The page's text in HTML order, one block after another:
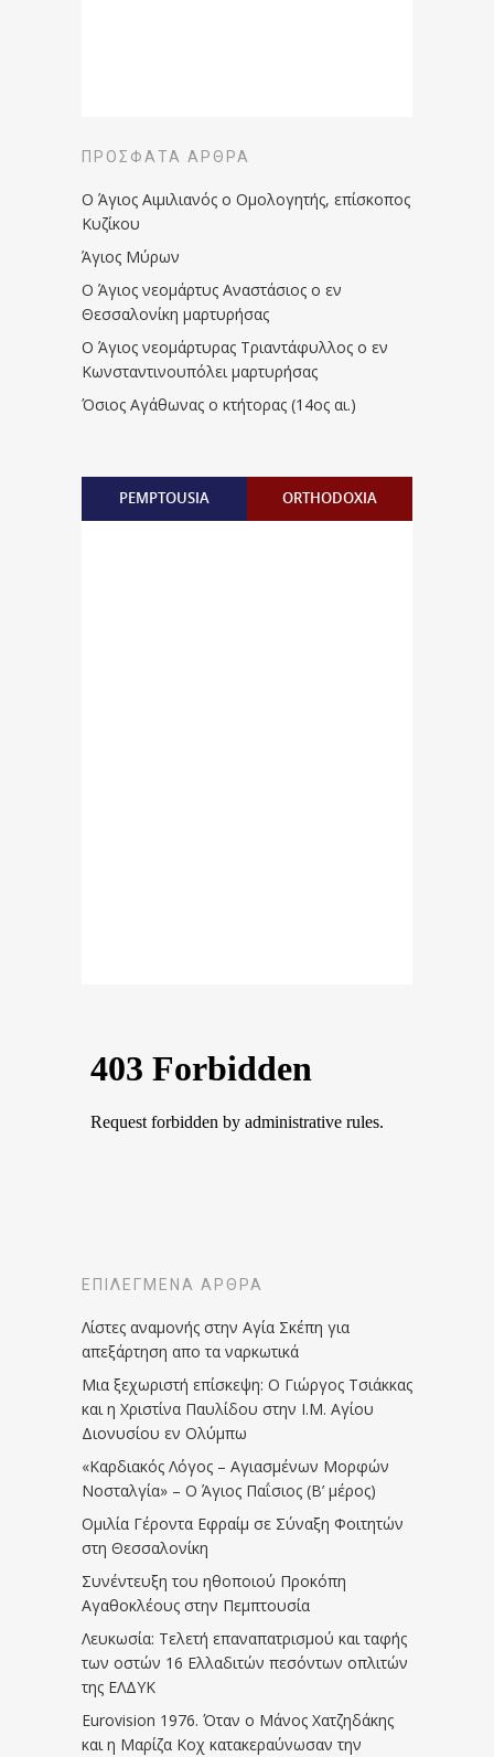
ΠΡΌΣΦΑΤΑ ΆΡΘΡΑ
Ο Άγιος Αιμιλιανός ο Ομολογητής, επίσκοπος
Κυζίκου
Άγιος Μύρων
Ο Άγιος νεομάρτυς Αναστάσιος ο εν
Θεσσαλονίκη μαρτυρήσας
Ο Άγιος νεομάρτυρας Τριαντάφυλλος ο εν
Κωνσταντινουπόλει μαρτυρήσας
Όσιος Αγάθωνας ο κτήτορας (14ος αι.)
PEMPTOUSIA ORTHODOXIA
ΕΠΙΛΕΓΜΈΝΑ ΆΡΘΡΑ
Λίστες αναμονής στην Αγία Σκέπη για
απεξάρτηση απο τα ναρκωτικά
Μια ξεχωριστή επίσκεψη: Ο Γιώργος Τσιάκκας
και η Χριστίνα Παυλίδου στην Ι.Μ. Αγίου
Διονυσίου εν Ολύμπω
«Καρδιακός Λόγος – Αγιασμένων Μορφών
Νοσταλγία» – Ο Άγιος Παΐσιος (Β’ μέρος)
Ομιλία Γέροντα Εφραίμ σε Σύναξη Φοιτητών
στη Θεσσαλονίκη
Συνέντευξη του ηθοποιού Προκόπη
Αγαθοκλέους στην Πεμπτουσία
Λευκωσία: Τελετή επαναπατρισμού και ταφής
των οστών 16 Ελλαδιτών πεσόντων οπλιτών
της ΕΛΔΥΚ
Eurovision 1976. Όταν ο Μάνος Χατζηδάκης
και η Μαρίζα Κοχ κατακεραύνωσαν την